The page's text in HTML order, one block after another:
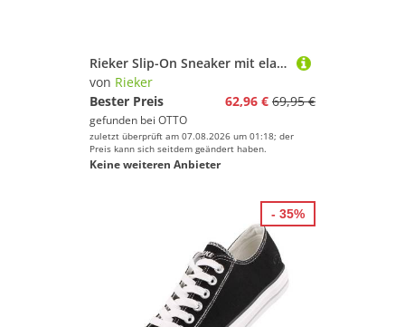
Rieker Slip-On Sneaker mit elastischem Einschlupf
von Rieker
Bester Preis
62,96 € 69,95 €
gefunden bei OTTO
zuletzt überprüft am 07.08.2026 um 01:18; der
Preis kann sich seitdem geändert haben.
Keine weiteren Anbieter
- 35%